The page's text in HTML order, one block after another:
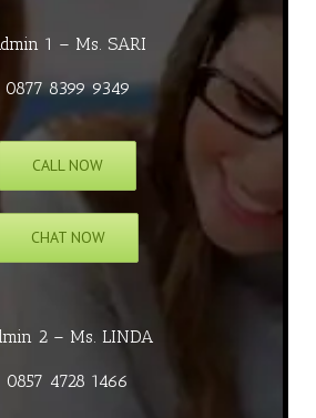
1 – Ms. SARI
0877 8399 9349
CALL NOW
CHAT NOW
2 – Ms. LINDA
0857 4728 1466